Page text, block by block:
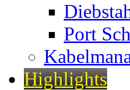
Port
Highlights